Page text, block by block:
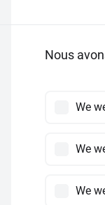
Nous
We
We
We